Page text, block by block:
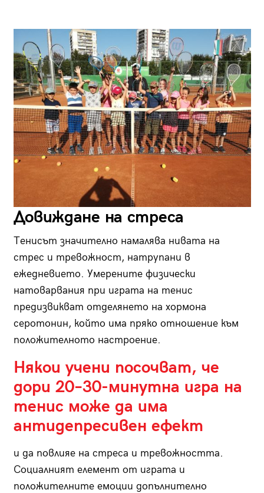
Довиждане на стреса
Тенисът значително намалява нивата на
стрес и тревожност, натрупани в
ежедневието. Умерените физически
натоварвания при играта на тенис
предизвикват отделянето на хормона
серотонин, който има пряко отношение към
положителното настроение.
Някои учени посочват, че
дори 20–30-минутна игра на
тенис може да има
антидепресивен ефект
и да повлияе на стреса и тревожността.
Социалният елемент от играта и
положителните емоции допълнително